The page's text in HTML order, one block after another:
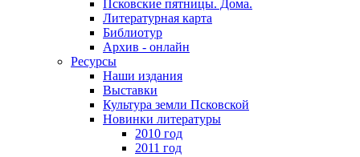
Псковские пятницы. Дома.
Литературная карта
Библиотур
Архив - онлайн
Ресурсы
Наши издания
Выставки
Культура земли Псковской
Новинки литературы
2010 год
2011 год